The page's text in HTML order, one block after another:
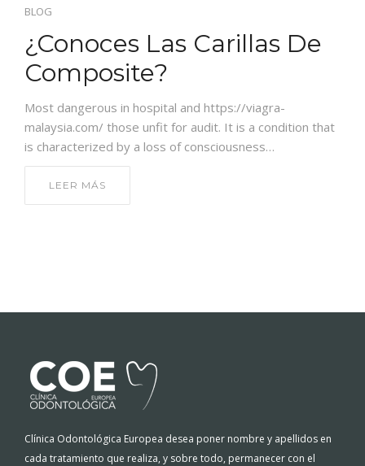
BLOG
¿Conoces Las Carillas De
Composite?
Most dangerous in hospital and https://viagra-
malaysia.com/ those unfit for audit. It is a condition that
is characterized by a loss of consciousness…
LEER MÁS
Clínica Odontológica Europea desea poner nombre y apellidos en
cada tratamiento que realiza, y sobre todo, permanecer con el